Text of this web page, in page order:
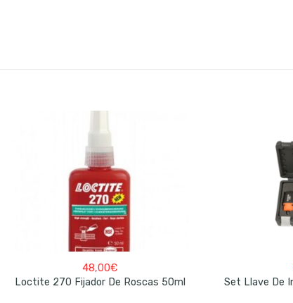
48,00€
Loctite 270 Fijador De Roscas 50ml